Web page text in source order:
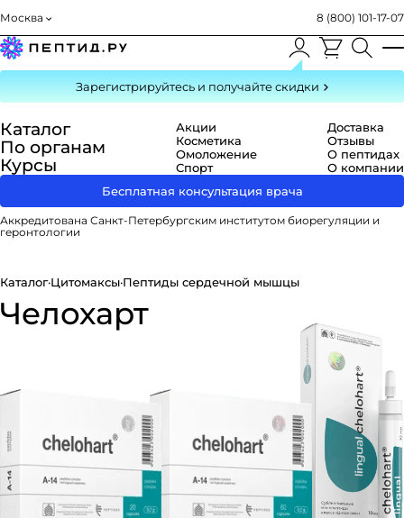
Москва 8 (800) 101-17-07
Зарегистрируйтесь и получайте скидки
Каталог
По органам
Курсы
Акции
Косметика
Омоложение
Спорт
Доставка
Отзывы
О пептидах
О компании
Бесплатная консультация врача
Аккредитована Санкт-Петербургским институтом биорегуляции и
геронтологии
Каталог·Цитомаксы·Пептиды сердечной мышцы
Челохарт